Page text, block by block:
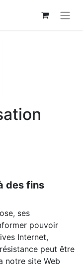
des fins
ses
pouvoir
Internet,
peut être
notre site Web